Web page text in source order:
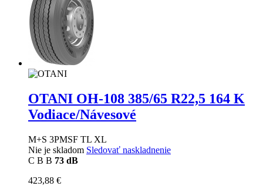
OTANI OH-108 385/65 R22,5 164 K
Vodiace/Návesové
M+S 3PMSF TL XL
Nie je skladom Sledovať naskladnenie
C B B 73 dB
423,88 €